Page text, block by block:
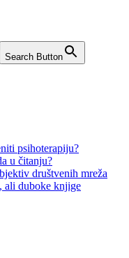
Search Button
psihoterapiju?
u čitanju?
društvenih mreža
ali duboke knjige